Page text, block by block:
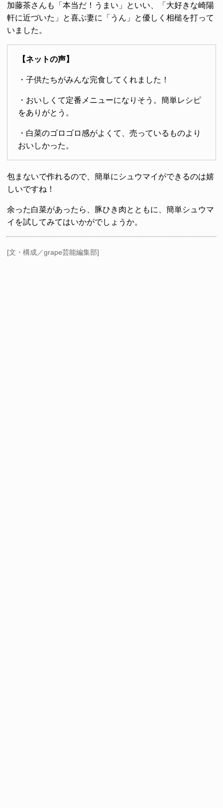
加藤茶さんも「本当だ！うまい」といい、「大好きな崎陽
軒に近づいた」と喜ぶ妻に「うん」と優しく相槌を打って
いました。
【ネットの声】
・子供たちがみんな完食してくれました！
・おいしくて定番メニューになりそう。簡単レシピ
をありがとう。
・白菜のゴロゴロ感がよくて、売っているものより
おいしかった。
包まないで作れるので、簡単にシュウマイができるのは嬉
しいですね！
余った白菜があったら、豚ひき肉とともに、簡単シュウマ
イを試してみてはいかがでしょうか。
[文・構成／grape芸能編集部]